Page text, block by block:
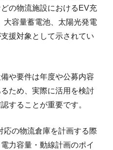
の物流施設におけるEV充
大容量蓄電池、太陽光発電
援対象として示されてい
や要件は年度や公募内容
ため、実際に活用を検討
することが重要です。
応の物流倉庫を計画する際
力容量・動線計画のポイ